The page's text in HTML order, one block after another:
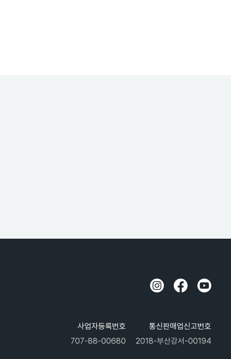
사업자등록번호
707-88-00680
통신판매업신고번호
2018-부산강서-00194